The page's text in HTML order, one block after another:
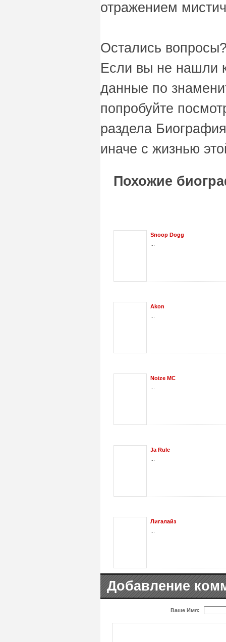
отражением
Остались
Если вы не нашли
данные по
попробуйте
раздела
иначе с жизнью
Похожие
Snoop Dogg
Akon
Noize MC
Ja Rule
Лигалайз
Добавление
Ваше Имя: